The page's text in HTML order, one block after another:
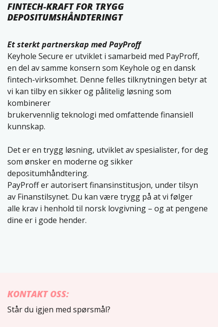
FINTECH-KRAFT FOR TRYGG
DEPOSITUMSHÅNDTERINGT
Et sterkt partnerskap med PayProff
Keyhole Secure er utviklet i samarbeid med PayProff,
en del av samme konsern som Keyhole og en dansk
fintech-virksomhet. Denne felles tilknytningen betyr at
vi kan tilby en sikker og pålitelig løsning som
kombinerer
brukervennlig teknologi med omfattende finansiell
kunnskap.
Det er en trygg løsning, utviklet av spesialister, for deg
som ønsker en moderne og sikker
depositumhåndtering.
PayProff er autorisert finansinstitusjon, under tilsyn
av Finanstilsynet. Du kan være trygg på at vi følger
alle krav i henhold til norsk lovgivning – og at pengene
dine er i gode hender.
KONTAKT OSS:
Står du igjen med spørsmål?